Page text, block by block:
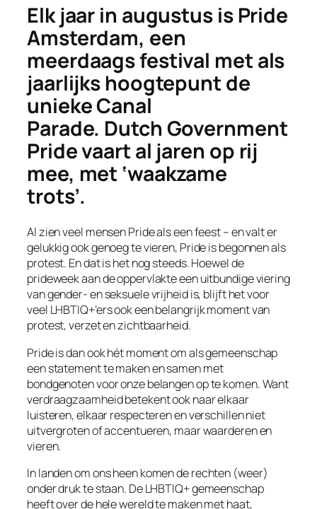
Elk jaar in augustus is Pride
Amsterdam, een
meerdaags festival met als
jaarlijks hoogtepunt de
unieke Canal
Parade. Dutch Government
Pride vaart al jaren op rij
mee, met ‘waakzame
trots’.
Al zien veel mensen Pride als een feest – en valt er
gelukkig ook genoeg te vieren, Pride is begonnen als
protest. En dat is het nog steeds. Hoewel de
prideweek aan de oppervlakte een uitbundige viering
van gender- en seksuele vrijheid is, blijft het voor
veel LHBTIQ+’ers ook een belangrijk moment van
protest, verzet en zichtbaarheid.
Pride is dan ook hét moment om als gemeenschap
een statement te maken en samen met
bondgenoten voor onze belangen op te komen. Want
verdraagzaamheid betekent ook naar elkaar
luisteren, elkaar respecteren en verschillen niet
uitvergroten of accentueren, maar waarderen en
vieren.
In landen om ons heen komen de rechten (weer)
onder druk te staan. De LHBTIQ+ gemeenschap
heeft over de hele wereld te maken met haat,